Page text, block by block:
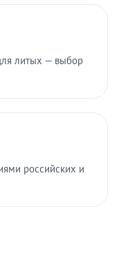
литых — выбор
российских и